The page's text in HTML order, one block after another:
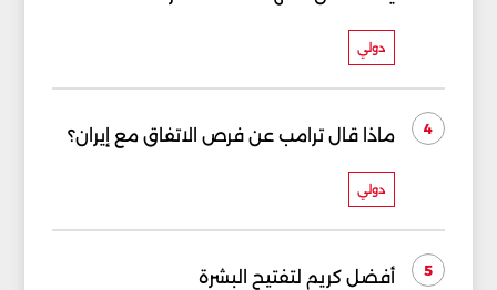
دولي
4 ماذا قال ترامب عن فرص الاتفاق مع إيران؟
دولي
5 أفضل كريم لتفتيح البشرة